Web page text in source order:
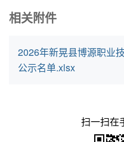
相关附件
2026年新晃县博源职业
公示名单.xlsx
扫一扫在